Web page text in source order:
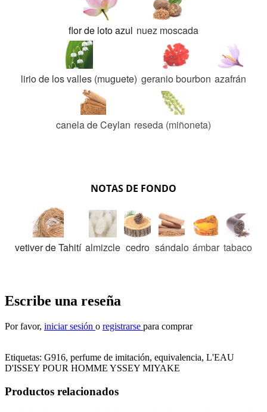
flor de loto azul nuez moscada
lirio de los valles (muguete) geranio bourbon azafrán
canela de Ceylan reseda (miñoneta)
NOTAS DE FONDO
vetiver de Tahití almizcle cedro sándalo ámbar tabaco
Escribe una reseña
Por favor, iniciar sesión o registrarse para comprar
Etiquetas: G916, perfume de imitación, equivalencia, L'EAU
D'ISSEY POUR HOMME YSSEY MIYAKE
Productos relacionados